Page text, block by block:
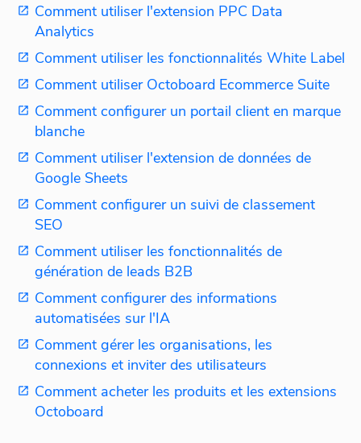
Comment utiliser l'extension PPC Data
Analytics
Comment utiliser les fonctionnalités White Label
Comment utiliser Octoboard Ecommerce Suite
Comment configurer un portail client en marque
blanche
Comment utiliser l'extension de données de
Google Sheets
Comment configurer un suivi de classement
SEO
Comment utiliser les fonctionnalités de
génération de leads B2B
Comment configurer des informations
automatisées sur l'IA
Comment gérer les organisations, les
connexions et inviter des utilisateurs
Comment acheter les produits et les extensions
Octoboard